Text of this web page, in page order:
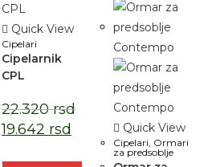
Quick View
Cipelari
Cipelarnik
CPL
22.320rsd
19.642 rsd Quick View
Cipelari Ormari
za predsoblje